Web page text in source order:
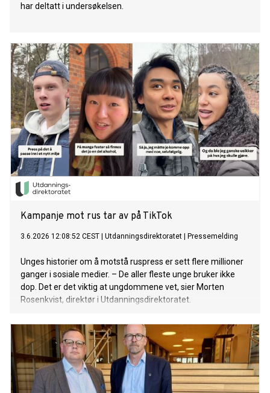
har deltatt i undersøkelsen.
Kampanje mot rus tar av på TikTok
3.6.2026 12:08:52 CEST Utdanningsdirektoratet Pressemelding
Unges historier om å motstå ruspress er sett flere millioner
ganger i sosiale medier. – De aller fleste unge bruker ikke
dop. Det er det viktig at ungdommene vet, sier Morten
Rosenkvist, direktør i Utdanningsdirektoratet.